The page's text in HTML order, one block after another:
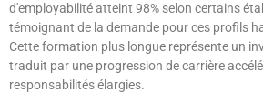
d'employabilité atteint 98% selon certains
témoignant de la demande pour ces profils
Cette formation plus longue représente un
traduit par une progression de carrière
responsabilités élargies.